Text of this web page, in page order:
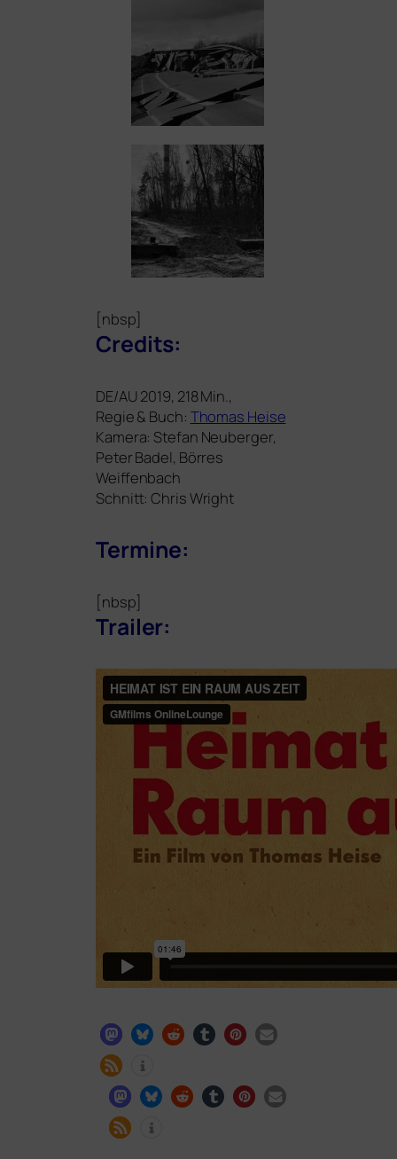
[nbsp]
Credits:
DE/AU2019, 218 Min.,
Regie& Buch: Thomas Heise
Kamera: Stefan Neuberger,
Peter Badel, Börres
Weiffenbach
Schnitt: Chris Wright
Termine:
[nbsp]
Trailer: